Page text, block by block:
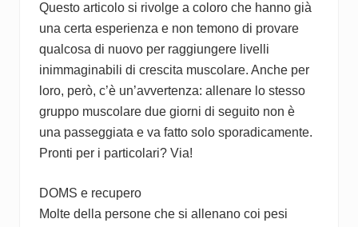
Questo articolo si rivolge a coloro che hanno già
una certa esperienza e non temono di provare
qualcosa di nuovo per raggiungere livelli
inimmaginabili di crescita muscolare. Anche per
loro, però, c’è un’avvertenza: allenare lo stesso
gruppo muscolare due giorni di seguito non è
una passeggiata e va fatto solo sporadicamente.
Pronti per i particolari? Via!
DOMS e recupero
Molte della persone che si allenano coi pesi